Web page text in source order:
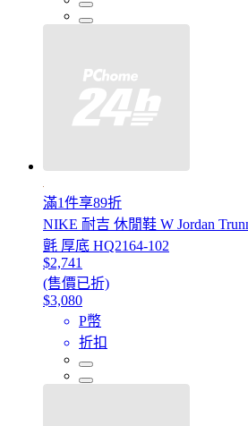
滿1件享89折
NIKE 耐吉 休閒鞋 W Jordan
氈 厚底 HQ2164-102
$2,741
(售價已折)
$3,080
P幣
折扣